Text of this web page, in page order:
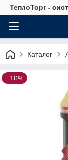
ТеплоТорг -
Каталог
–10%